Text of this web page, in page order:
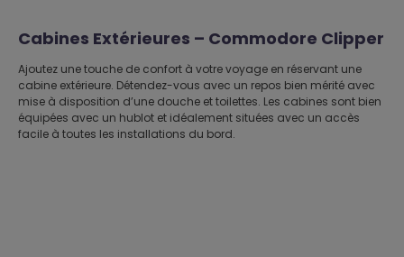
Cabines Extérieures – Commodore Clipper
Ajoutez une touche de confort à votre voyage en réservant une
cabine extérieure. Détendez-vous avec un repos bien mérité avec
mise à disposition d’une douche et toilettes. Les cabines sont bien
équipées avec un hublot et idéalement situées avec un accès
facile à toutes les installations du bord.